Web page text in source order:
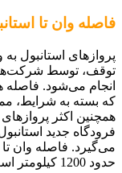
فاصله وان تا
پروازهای استانبول
توقف، توسط
همچنین اکثر
فرودگاه جدید
می‌گیرد. فاصله وان تا
حدود 1200 کیلومتر است.